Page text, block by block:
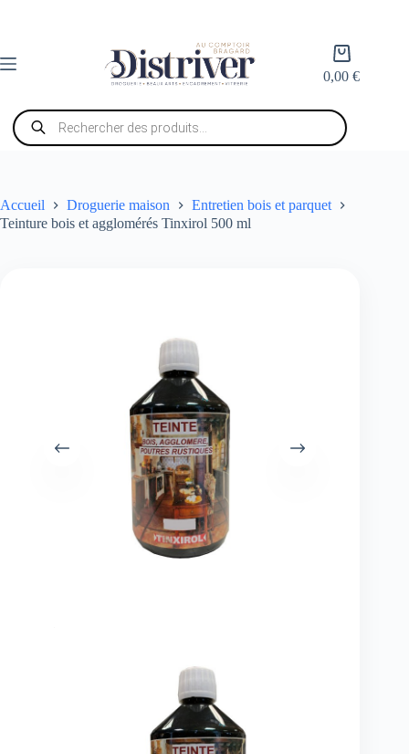
Panier
d’achat
0,00€
Recherche
de
produits
Accueil Droguerie maison
Entretien bois et parquet
Teinture bois et agglomérés Tinxirol 500 ml